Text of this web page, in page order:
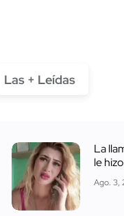
Las + Leídas
La
le
Ago. 3,